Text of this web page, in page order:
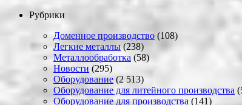
Рубрики
Доменное производство (108)
Легкие металлы(238)
Металлообработка (58)
Новости (295)
Оборудование (2 513)
Оборудование для литейного производства
Оборудование для производства (141)